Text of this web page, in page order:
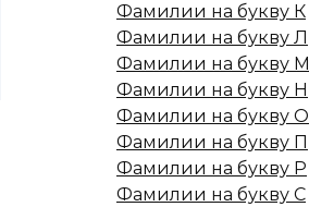
Фамилии на букву К
Фамилии на букву Л
Фамилии на букву М
Фамилии на букву Н
Фамилии на букву О
Фамилии на букву П
Фамилии на букву Р
Фамилии на букву С